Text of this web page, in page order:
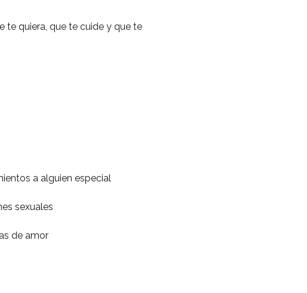
te quiera, que te cuide y que te
a alguien especial
sexuales
de amor